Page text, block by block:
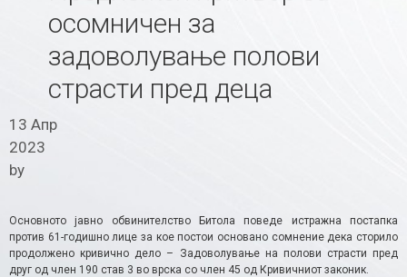
осомничен за
задоволување полови
страсти пред деца
13 Апр
2023
by
Основното јавно обвинителство Битола поведе истражна постапка
против 61-годишно лице за кое постои основано сомнение дека сторило
продолжено кривично дело – Задоволување на полови страсти пред
друг од член 190 став 3 во врска со член 45 од Кривичниот законик.